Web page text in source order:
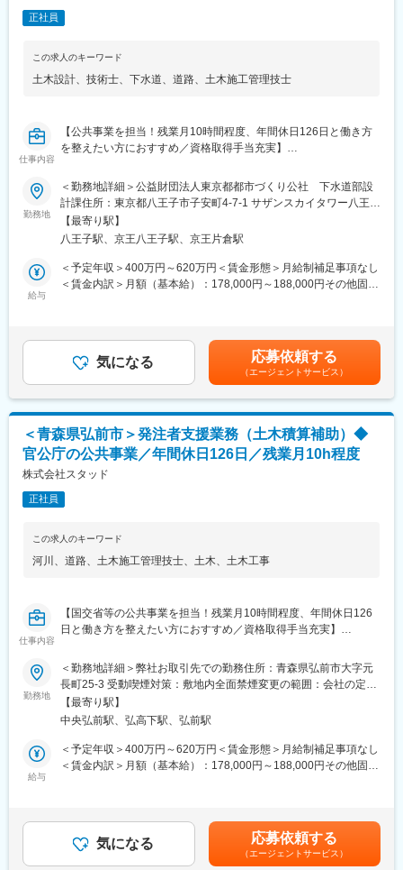
担当します。
・土木設計…道路工事、河川工事、上下水道工事、造成、区画整
・建築設計…学校をはじめとした様々な建築物の意匠設計や調査
点検
（3）建設工事業務代行…本社オフィスまたは取引先官公庁・企業
・各種図面、数量計算書、各種申請図書の作成業務
・CADオペレーター業務
■就業環境
【残業月10時間程度・土日祝休・年休126日と働きやすい環境が
整っています。】
・長年にわたり国土交通省とのお取引をしており、残業をしない
度と少なめに抑えられています。
・働き方改革に力を入れており、管理職が勤務時間や状況をチェ
ディアや意見を発信、交換ができる環境づくりに力を注いでいま
す。社員間のコミュニケーションも活発な環境です。
変更の範囲：会社の定める業務
正社員
この求人のキーワード
土木設計、 技術士、 下水道、 道路、 土木施工管理技士
仕事内容
【公共事業を担当！残業月10時間程度、年間休日126日と働き方
を整えたい方におすすめ／資格取得手当充実】
■業務内容：
お取引先官公庁内に常勤して頂き、下水道工事に関わる設計及び
積算補助業務を担当頂きます。
■職務詳細：
・工事発注に必要な調書の作成
・各関係機関との連絡調整や確認
※Excel、Word、AutoCADによる図面等の作成及び修正業務を行
います。
仕事内容は既存社員が従事しておりますので、具体的な業務を説
【残業月10時間程度、年間休日126日と働きやすい環境が整って
います。】
■就業環境：
多年にわたり国土交通省とのお取引をしており、残業をしない前
提で施工計画を立てて受注をしているため、年間休日126日と働
きやすい環境が実現できています。また働き方改革に力を入れて
ば人員を調整するなど業務の平準化を進めております。そのため
残業は月10時間程度と少なめに抑えられてきています。デスクワ
ークが8割～9割を占めているため、年齢や体力に関わらず長く続
■同社の特徴：
1983年に創業して以来、40年地域に密着したコンサルティングを
げてまいりました。社内外問わず、人と人との絆に重きを置いて
社員一同取り組んでおります。また、社名のスタッド「stad」の
由来はSkilled Technical Art Designers（洗練された技術者集団）
の頭文字をとったもので、初心を忘れず常に技術の向上を心がけ
サルタントを目指しています。
環境づくりに力を注いでいます。社員間のコミュニケーションも
活発に行える馴染みやすい環境や、自身のコミュニケーション能
力を活かすことができる環境づくりを目指しております。
勤務地
＜勤務地詳細＞公益財団法人東京都都市づくり公社 下水道部設
計課住所：東京都八王子市子安町4-7-1 サザンスカイタワー八王子
7階勤務地最寄駅：JR各線／八王子駅受動喫煙対策：屋内全面禁
煙変更の範囲：会社の定める事業所
【最寄り駅】
八王子駅、京王八王子駅、京王片倉駅
給与
＜予定年収＞400万円～620万円＜賃金形態＞月給制補足事項なし
＜賃金内訳＞月額（基本給）：178,000円～188,000円その他固定
む）＜昇給有無＞有＜残業手当＞有＜給与補足＞■賞与：年2回
（業績により決算賞与有り）※経験・能力・年齢等を考慮の上、当
社規定より決定致します。※有資格者は優遇致します。賃金はあく
までも目安の金額であり、選考を通じて上下する可能性がありま
す。月給(月額)は固定手当を含めた表記です。
気になる 応募依頼する
（エージェントサービス）
＜青森県弘前市＞発注者支援業務（土木積算補助）◆
官公庁の公共事業／年間休日126日／残業月10h程度
株式会社スタッド
正社員
この求人のキーワード
河川 、 道路、 土木施工管理技士、 土木、 土木工事
仕事内容
【国交省等の公共事業を担当！残業月10時間程度、年間休日126
日と働き方を整えたい方におすすめ／資格取得手当充実】
■職務詳細：
官公庁などが発注する、道路・河川他土木工事にかかる工事の数
量・図面・積算資料等の作成補助をおこないます。
具体的には国土交通省等が発注する工事に関する積算補助業務を
担当していただきます。
・工事案件の数量算出・積算条件の設定
・数量計算書・積算書などの積算資料の作成
■就業環境：
多年にわたり国土交通省とのお取引をしており、施工計画を立て
勤務地
＜勤務地詳細＞弊社お取引先での勤務住所：青森県弘前市大字元
長町25-3 受動喫煙対策：敷地内全面禁煙変更の範囲：会社の定め
る事業所
【最寄り駅】
中央弘前駅、弘高下駅、弘前駅
給与
＜予定年収＞400万円～620万円＜賃金形態＞月給制補足事項なし
＜賃金内訳＞月額（基本給）：178,000円～188,000円その他固定
む）＜昇給有無＞有＜残業手当＞有＜給与補足＞■賞与：年2回
（その他実績により決算賞与あり）※経験・能力・年齢等を考慮の
上、当社規定より決定致します。※有資格者は優遇致します。（そ
気になる 応募依頼する
（エージェントサービス）